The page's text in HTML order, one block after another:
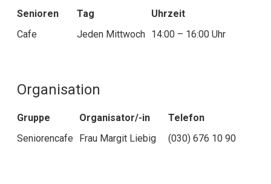
Senioren Tag
Uhrzeit
Cafe
Jeden Mittwoch 14:00 – 16:00 Uhr
Organisation
Gruppe Organisator/-in
Telefon
Seniorencafe
Frau Margit Liebig (030) 676 10 90